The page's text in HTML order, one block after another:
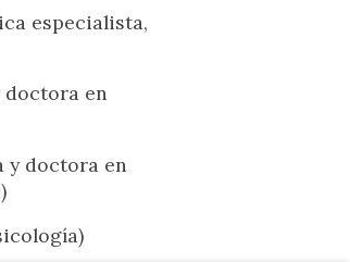
especialista,
doctora en
y doctora en